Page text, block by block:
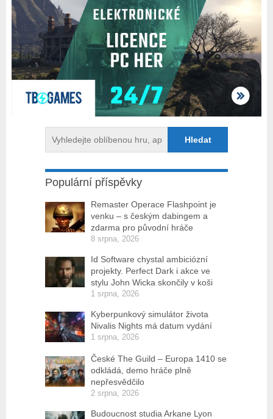
Populární příspěvky
Remaster Operace Flashpoint je
venku – s českým dabingem a
zdarma pro původní hráče
8 srpna, 2026
Id Software chystal ambiciózní
projekty. Perfect Dark i akce ve
stylu John Wicka skončily v koši
1 srpna, 2026
Kyberpunkový simulátor života
Nivalis Nights má datum vydání
1 srpna, 2026
České The Guild – Europa 1410 se
odkládá, demo hráče plně
nepřesvědčilo
2 srpna, 2026
Budoucnost studia Arkane Lyon